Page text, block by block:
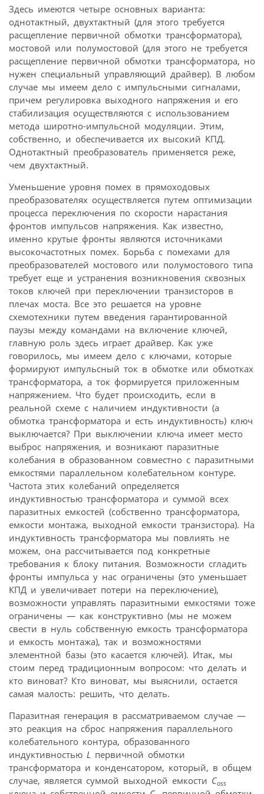
Здесь имеются четыре основных варианта:
однотактный, двухтактный (для этого требуется
расщепление первичной обмотки трансформатора),
мостовой или полумостовой (для этого не требуется
расщепление первичной обмотки трансформатора, но
нужен специальный управляющий драйвер). В любом
случае мы имеем дело с импульсными сигналами,
причем регулировка выходного напряжения и его
стабилизация осуществляются с использованием
метода широтно-импульсной модуляции. Этим,
собственно, и обеспечивается их высокий КПД.
Однотактный преобразователь применяется реже,
чем двухтактный.
Уменьшение уровня помех в прямоходовых
преобразователях осуществляется путем оптимизации
процесса переключения по скорости нарастания
фронтов импульсов напряжения. Как известно,
именно крутые фронты являются источниками
высокочастотных помех. Борьба с помехами для
преобразователей мостового или полумостового типа
требует еще и устранения возникновения сквозных
токов ключей при переключении транзисторов в
плечах моста. Все это решается на уровне
схемотехники путем введения гарантированной
паузы между командами на включение ключей,
главную роль здесь играет драйвер. Как уже
говорилось, мы имеем дело с ключами, которые
формируют импульсный ток в обмотке или обмотках
трансформатора, а ток формируется приложенным
напряжением. Что будет происходить, если в
реальной схеме с наличием индуктивности (а
обмотка трансформатора и есть индуктивность) ключ
выключается? При выключении ключа имеет место
выброс напряжения, и возникают паразитные
колебания в образованном совместно с паразитными
емкостями параллельном колебательном контуре.
Частота этих колебаний определяется
индуктивностью трансформатора и суммой всех
паразитных емкостей (собственно трансформатора,
емкости монтажа, выходной емкости транзистора). На
индуктивность трансформатора мы повлиять не
можем, она рассчитывается под конкретные
требования к блоку питания. Возможности сгладить
фронты импульса у нас ограничены (это уменьшает
КПД и увеличивает потери на переключение),
возможности управлять паразитными емкостями тоже
ограничены — как конструктивно (мы не можем
свести в нуль собственную емкость трансформатора
и емкость монтажа), так и возможностями
элементной базы (это касается ключей). Итак, мы
стоим перед традиционным вопросом: что делать и
кто виноват? Кто виноват, мы выяснили, остается
самая малость: решить, что делать.
Паразитная генерация в рассматриваемом случае —
это реакция на сброс напряжения параллельного
колебательного контура, образованного
индуктивностью L первичной обмотки
трансформатора и конденсатором, который, в общем
случае, является суммой выходной емкости Coss